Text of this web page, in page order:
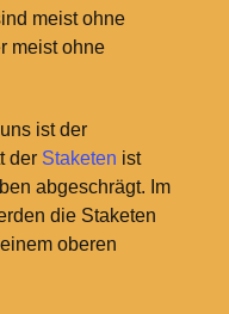
meist ohne
meist ohne
ist der
der Staketen ist
abgeschrägt. Im
die Staketen
oberen